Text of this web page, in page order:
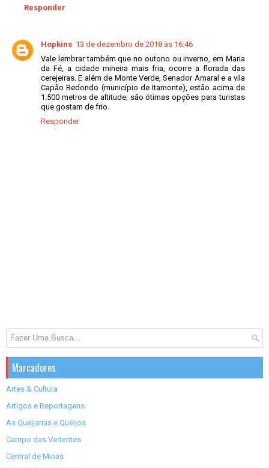
Responder
Hopkins 13 de dezembro de 2018 às 16:46
Vale lembrar também que no outono ou inverno, em Maria
da Fé, a cidade mineira mais fria, ocorre a florada das
cerejeiras. E além de Monte Verde, Senador Amaral e a vila
Capão Redondo (município de Itamonte), estão acima de
1.500 metros de altitude; são ótimas opções para turistas
que gostam de frio.
Responder
Marcadores
Artes & Cultura
Artigos e Reportagens
As Queijarias e Queijos
Campo das Vertentes
Central de Minas